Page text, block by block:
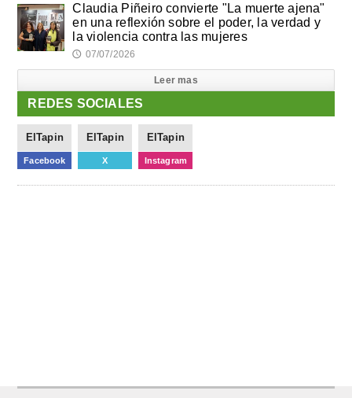
Claudia Piñeiro convierte "La muerte ajena"
en una reflexión sobre el poder, la verdad y
la violencia contra las mujeres
🕔 07/07/2026
Leer mas
REDES SOCIALES
ElTapin
Facebook
ElTapin
X
ElTapin
Instagram